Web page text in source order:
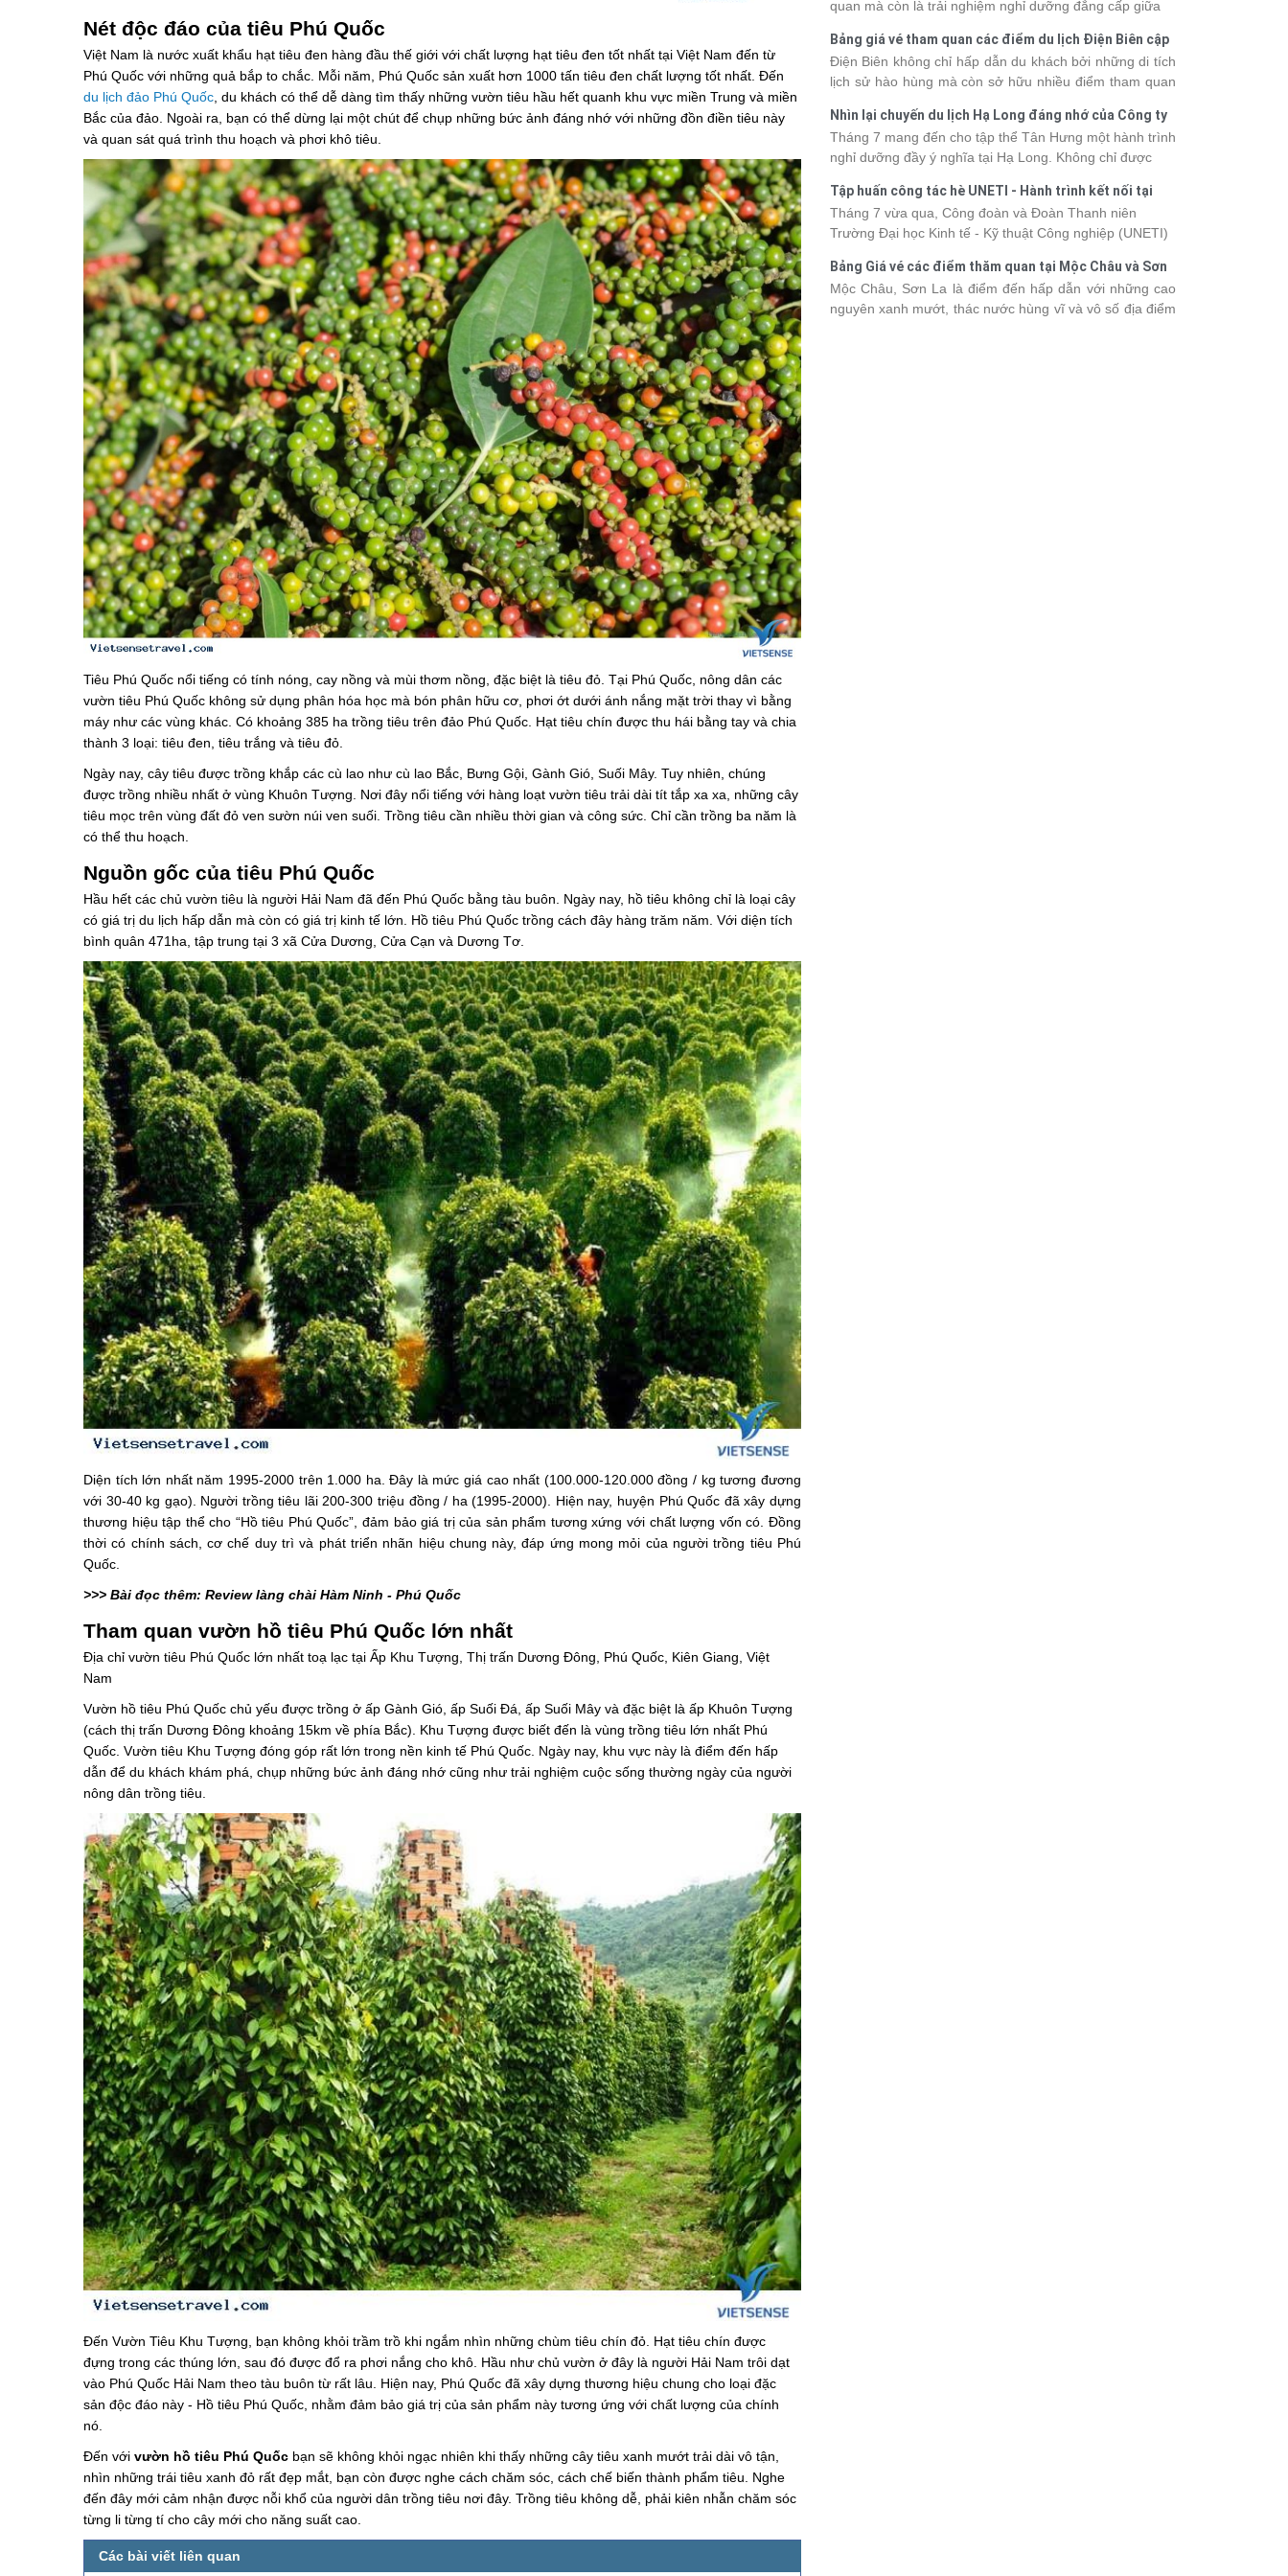
Nét độc đáo của tiêu Phú Quốc
Việt Nam là nước xuất khẩu hạt tiêu đen hàng đầu thế giới với chất lượng hạt tiêu đen tốt nhất tại Việt Nam đến từ
Phú Quốc với những quả bắp to chắc. Mỗi năm, Phú Quốc sản xuất hơn 1000 tấn tiêu đen chất lượng tốt nhất. Đến
du lịch đảo Phú Quốc , du khách có thể dễ dàng tìm thấy những vườn tiêu hầu hết quanh khu vực miền Trung và miền
Bắc của đảo. Ngoài ra, bạn có thể dừng lại một chút để chụp những bức ảnh đáng nhớ với những đồn điền tiêu này
và quan sát quá trình thu hoạch và phơi khô tiêu.
Tiêu Phú Quốc nổi tiếng có tính nóng, cay nồng và mùi thơm nồng, đặc biệt là tiêu đỏ. Tại Phú Quốc, nông dân các
vườn tiêu Phú Quốc không sử dụng phân hóa học mà bón phân hữu cơ, phơi ớt dưới ánh nắng mặt trời thay vì bằng
máy như các vùng khác. Có khoảng 385 ha trồng tiêu trên đảo Phú Quốc. Hạt tiêu chín được thu hái bằng tay và chia
thành 3 loại: tiêu đen, tiêu trắng và tiêu đỏ.
Ngày nay, cây tiêu được trồng khắp các cù lao như cù lao Bắc, Bưng Gội, Gành Gió, Suối Mây. Tuy nhiên, chúng
được trồng nhiều nhất ở vùng Khuôn Tượng. Nơi đây nổi tiếng với hàng loạt vườn tiêu trải dài tít tắp xa xa, những cây
tiêu mọc trên vùng đất đỏ ven sườn núi ven suối. Trồng tiêu cần nhiều thời gian và công sức. Chỉ cần trồng ba năm là
có thể thu hoạch.
Nguồn gốc của tiêu Phú Quốc
Hầu hết các chủ vườn tiêu là người Hải Nam đã đến Phú Quốc bằng tàu buôn. Ngày nay, hồ tiêu không chỉ là loại cây
có giá trị du lịch hấp dẫn mà còn có giá trị kinh tế lớn. Hồ tiêu Phú Quốc trồng cách đây hàng trăm năm. Với diện tích
bình quân 471ha, tập trung tại 3 xã Cửa Dương, Cửa Cạn và Dương Tơ.
Diện tích lớn nhất năm 1995-2000 trên 1.000 ha. Đây là mức giá cao nhất (100.000-120.000 đồng / kg tương đương
với 30-40 kg gạo). Người trồng tiêu lãi 200-300 triệu đồng / ha (1995-2000). Hiện nay, huyện Phú Quốc đã xây dựng
thương hiệu tập thể cho “Hồ tiêu Phú Quốc”, đảm bảo giá trị của sản phẩm tương xứng với chất lượng vốn có. Đồng
thời có chính sách, cơ chế duy trì và phát triển nhãn hiệu chung này, đáp ứng mong mỏi của người trồng tiêu Phú
Quốc.
>>> Bài đọc thêm: Review làng chài Hàm Ninh - Phú Quốc
Tham quan vườn hồ tiêu Phú Quốc lớn nhất
Địa chỉ vườn tiêu Phú Quốc lớn nhất toạ lạc tại Ấp Khu Tượng, Thị trấn Dương Đông, Phú Quốc, Kiên Giang, Việt
Nam
Vườn hồ tiêu Phú Quốc chủ yếu được trồng ở ấp Gành Gió, ấp Suối Đá, ấp Suối Mây và đặc biệt là ấp Khuôn Tượng
(cách thị trấn Dương Đông khoảng 15km về phía Bắc). Khu Tượng được biết đến là vùng trồng tiêu lớn nhất Phú
Quốc. Vườn tiêu Khu Tượng đóng góp rất lớn trong nền kinh tế Phú Quốc. Ngày nay, khu vực này là điểm đến hấp
dẫn để du khách khám phá, chụp những bức ảnh đáng nhớ cũng như trải nghiệm cuộc sống thường ngày của người
nông dân trồng tiêu.
Đến Vườn Tiêu Khu Tượng, bạn không khỏi trầm trồ khi ngắm nhìn những chùm tiêu chín đỏ. Hạt tiêu chín được
đựng trong các thúng lớn, sau đó được đổ ra phơi nắng cho khô. Hầu như chủ vườn ở đây là người Hải Nam trôi dạt
vào Phú Quốc Hải Nam theo tàu buôn từ rất lâu. Hiện nay, Phú Quốc đã xây dựng thương hiệu chung cho loại đặc
sản độc đáo này - Hồ tiêu Phú Quốc, nhằm đảm bảo giá trị của sản phẩm này tương ứng với chất lượng của chính
nó.
Đến với vườn hồ tiêu Phú Quốc bạn sẽ không khỏi ngạc nhiên khi thấy những cây tiêu xanh mướt trải dài vô tận,
nhìn những trái tiêu xanh đỏ rất đẹp mắt, bạn còn được nghe cách chăm sóc, cách chế biến thành phẩm tiêu. Nghe
đến đây mới cảm nhận được nỗi khổ của người dân trồng tiêu nơi đây. Trồng tiêu không dễ, phải kiên nhẫn chăm sóc
từng li từng tí cho cây mới cho năng suất cao.
quan mà còn là trải nghiệm nghỉ dưỡng đẳng cấp giữa
thuyền sẽ có mức giá và dịch vụ khác nhau, khiến nhiều
du khách băn khoăn khi lựa chọn. Bài viết dưới đây sẽ
cập nhật bảng giá tour du thuyền Hạ Long mới nhất
2026 từ 3 - 6 sao, giúp bạn dễ dàng so sánh và tìm
được hành trình phù hợp với nhu cầu cũng như ngân
sách.
Bảng giá vé tham quan các điểm du lịch Điện Biên cập
nhật 2026
Điện Biên không chỉ hấp dẫn du khách bởi những di tích
lịch sử hào hùng mà còn sở hữu nhiều điểm tham quan
đang lên kế hoạch khám phá vùng đất này, việc cập nhật
trước giá vé sẽ giúp bạn chủ động hơn trong lịch trình và
chi phí. Cùng Vietsense Travel tham khảo bảng giá vé
tham quan các điểm du lịch Điện Biênmới nhất năm
2026 ngay dưới đây.
Nhìn lại chuyến du lịch Hạ Long đáng nhớ của Công ty
Tân Hưng 2026
Tháng 7 mang đến cho tập thể Tân Hưng một hành trình
nghỉ dưỡng đầy ý nghĩa tại Hạ Long. Không chỉ được
thành viên còn có dịp gắn kết, sẻ chia và lưu giữ nhiều
khoảnh khắc đáng nhớ. Hãy cùng nhìn lại chuyến đi
ngập tràn niềm vui và những trải nghiệm khó quên.
Tập huấn công tác hè UNETI - Hành trình kết nối tại
Hòn Dấu, Đồ Sơn
Tháng 7 vừa qua, Công đoàn và Đoàn Thanh niên
Trường Đại học Kinh tế - Kỹ thuật Công nghiệp (UNETI)
Hòn Dấu - Đồ Sơn. Không chỉ là dịp nâng cao kỹ năng
và chia sẻ kinh nghiệm công tác, chương trình còn mang
đến những hoạt động giao lưu sôi nổi, góp phần gắn kết
Bảng Giá vé các điểm thăm quan tại Mộc Châu và Sơn
La 2026
Mộc Châu, Sơn La là điểm đến hấp dẫn với những cao
nguyên xanh mướt, thác nước hùng vĩ và vô số địa điểm